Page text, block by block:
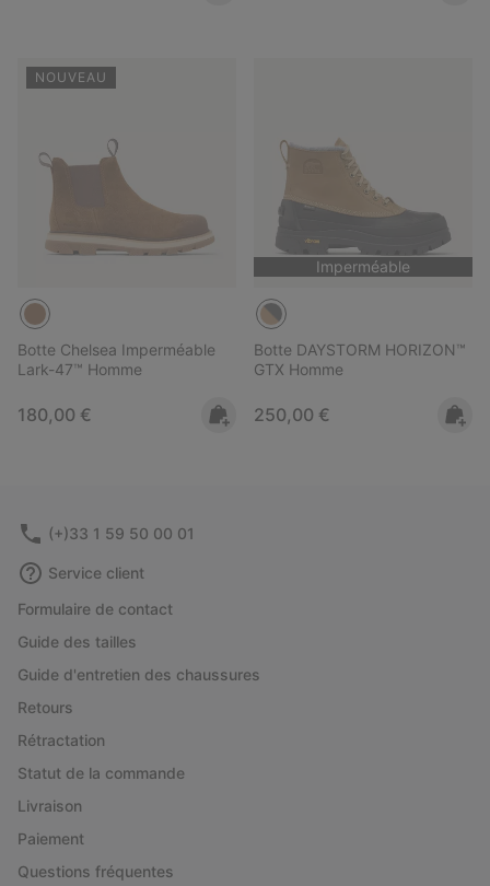
NOUVEAU
Botte Chelsea Imperméable
Lark-47™ Homme
Regular price:
180,00 €
Imperméable
Botte DAYSTORM HORIZON™
GTX Homme
Regular price:
250,00 €
(+)33 1 59 50 00 01
Service client
Formulaire de contact
Guide des tailles
Guide d'entretien des chaussures
Retours
Rétractation
Statut de la commande
Livraison
Paiement
Questions fréquentes